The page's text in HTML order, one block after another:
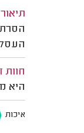
חוות
היא
איכות